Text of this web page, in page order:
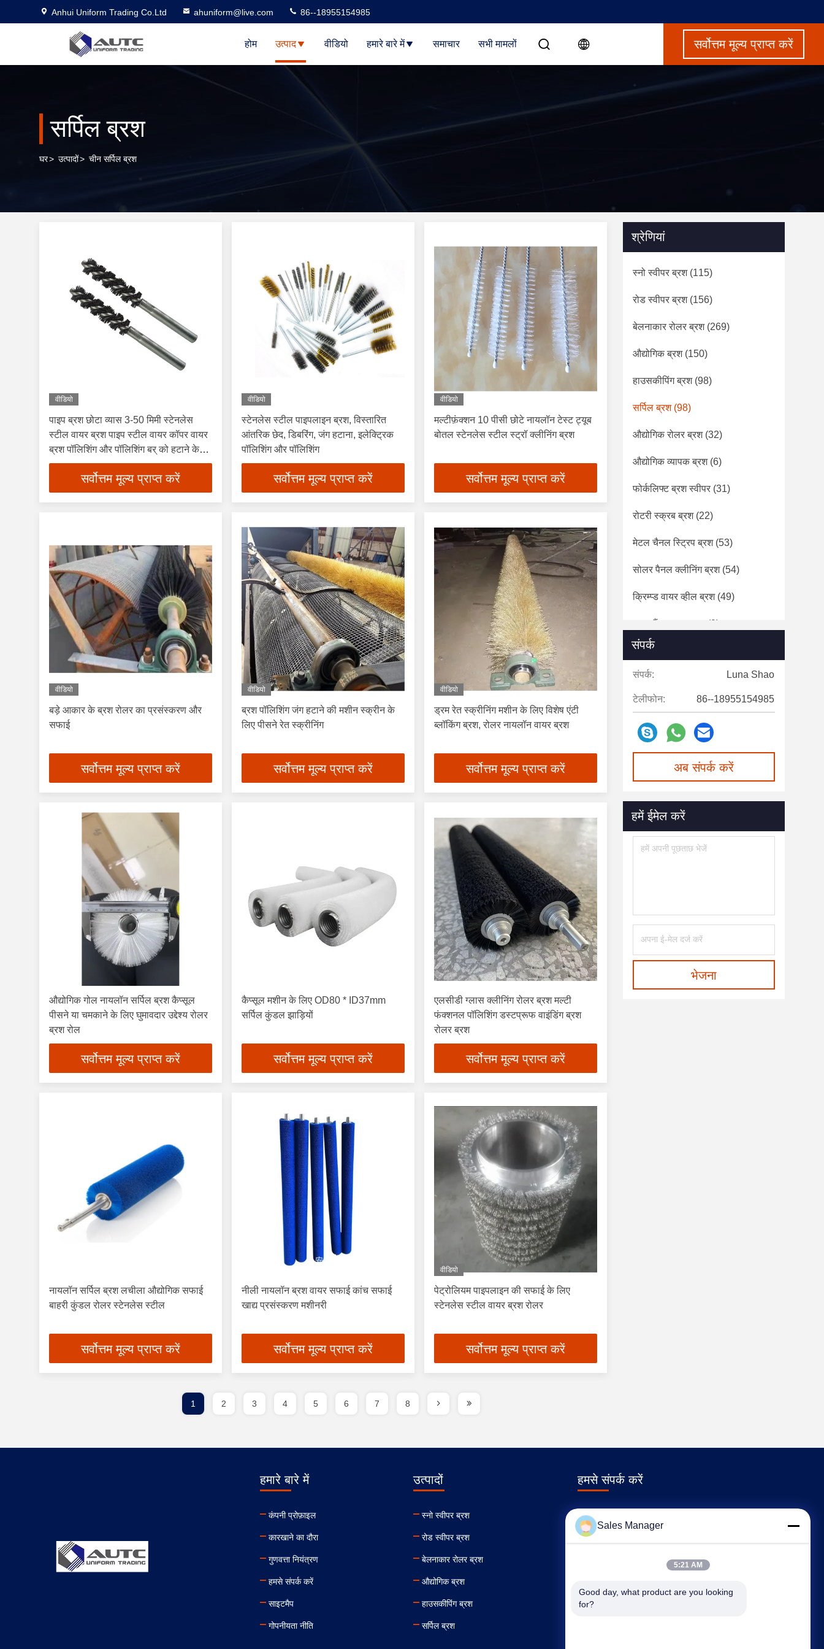
Anhui Uniform Trading Co.Ltd ahuniform@live.com 86--18955154985
होम उत्पाद वीडियो हमारे बारे में समाचार सभी मामलों सर्वोत्तम मूल्य प्राप्त करें
सर्पिल ब्रश
घर> उत्पादों> चीन सर्पिल ब्रश
वीडियो
पाइप ब्रश छोटा व्यास 3-50 मिमी स्टेनलेस
स्टील वायर ब्रश पाइप स्टील वायर कॉपर वायर
ब्रश पॉलिशिंग और पॉलिशिंग बर् को हटाने के
लिए
सर्वोत्तम मूल्य प्राप्त करें
वीडियो
स्टेनलेस स्टील पाइपलाइन ब्रश, विस्तारित
आंतरिक छेद, डिबरिंग, जंग हटाना, इलेक्ट्रिक
पॉलिशिंग और पॉलिशिंग
सर्वोत्तम मूल्य प्राप्त करें
वीडियो
मल्टीफ़ंक्शन 10 पीसी छोटे नायलॉन टेस्ट ट्यूब
बोतल स्टेनलेस स्टील स्ट्रॉ क्लीनिंग ब्रश
सर्वोत्तम मूल्य प्राप्त करें
वीडियो
बड़े आकार के ब्रश रोलर का प्रसंस्करण और
सफाई
सर्वोत्तम मूल्य प्राप्त करें
वीडियो
ब्रश पॉलिशिंग जंग हटाने की मशीन स्क्रीन के
लिए पीसने रेत स्क्रीनिंग
सर्वोत्तम मूल्य प्राप्त करें
वीडियो
ड्रम रेत स्क्रीनिंग मशीन के लिए विशेष एंटी
ब्लॉकिंग ब्रश, रोलर नायलॉन वायर ब्रश
सर्वोत्तम मूल्य प्राप्त करें
औद्योगिक गोल नायलॉन सर्पिल ब्रश कैप्सूल
पीसने या चमकाने के लिए घुमावदार उद्देश्य रोलर
ब्रश रोल
सर्वोत्तम मूल्य प्राप्त करें
कैप्सूल मशीन के लिए OD80 * ID37mm
सर्पिल कुंडल झाड़ियों
सर्वोत्तम मूल्य प्राप्त करें
एलसीडी ग्लास क्लीनिंग रोलर ब्रश मल्टी
फंक्शनल पॉलिशिंग डस्टप्रूफ वाइंडिंग ब्रश
रोलर ब्रश
सर्वोत्तम मूल्य प्राप्त करें
नायलॉन सर्पिल ब्रश लचीला औद्योगिक सफाई
बाहरी कुंडल रोलर स्टेनलेस स्टील
सर्वोत्तम मूल्य प्राप्त करें
नीली नायलॉन ब्रश वायर सफाई कांच सफाई
खाद्य प्रसंस्करण मशीनरी
सर्वोत्तम मूल्य प्राप्त करें
वीडियो
पेट्रोलियम पाइपलाइन की सफाई के लिए
स्टेनलेस स्टील वायर ब्रश रोलर
सर्वोत्तम मूल्य प्राप्त करें
श्रेणियां
स्नो स्वीपर ब्रश(115)
रोड स्वीपर ब्रश(156)
बेलनाकार रोलर ब्रश(269)
औद्योगिक ब्रश(150)
हाउसकीपिंग ब्रश(98)
सर्पिल ब्रश(98)
औद्योगिक रोलर ब्रश(32)
औद्योगिक व्यापक ब्रश(6)
फोर्कलिफ्ट ब्रश स्वीपर (31)
रोटरी स्क्रब ब्रश(22)
मेटल चैनल स्ट्रिप ब्रश(53)
सोलर पैनल क्लीनिंग ब्रश(54)
क्रिम्प्ड वायर व्हील ब्रश(49)
ड्रम सैंडर वायर ब्रश (9)
मवेशी स्क्रैचिंग ब्रश
औद्योगिक तल स्वीपर मशीन (42)
कारपेट एक्सट्रैक्टर क्लीनिंग मशीन(16)
संपर्क
संपर्क: Luna Shao
टेलीफोन: 86--18955154985
अब संपर्क करें
हमें ईमेल करें
भेजना
1 2 3 4 5 6 7 8
हमारे बारे में
कंपनी प्रोफ़ाइल
कारखाने का दौरा
गुणवत्ता नियंत्रण
हमसे संपर्क करें
साइटमैप
गोपनीयता नीति
उत्पादों
स्नो स्वीपर ब्रश
रोड स्वीपर ब्रश
बेलनाकार रोलर ब्रश
औद्योगिक ब्रश
हाउसकीपिंग ब्रश
सर्पिल ब्रश
हमसे संपर्क करें
ahuniform@live.com
86--18955154985
नंबर 3, किआओवन रोड, फीक्सी आर्थिक विकास क्षेत्र, हेफ़ेई
Sales Manager
5:21 AM
Good day, what product are you looking
for?